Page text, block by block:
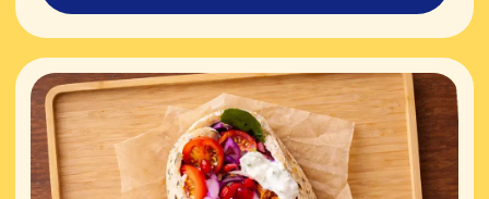
/ 11,90€
CHICKEN RICE